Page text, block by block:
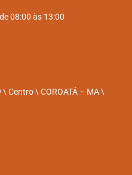
08:00 às 13:00
Centro \ COROATÁ – MA \